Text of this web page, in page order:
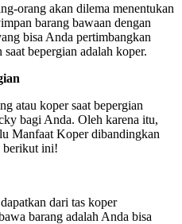
orang akan dilema menentukan
barang bawaan dengan
bisa Anda pertimbangkan
bepergian adalah koper.
atau koper saat bepergian
bagi Anda. Oleh karena itu,
Manfaat Koper dibandingkan
berikut ini!
dari tas koper
barang adalah Anda bisa